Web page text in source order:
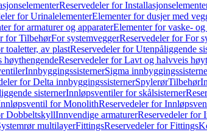
Reservedeler for
for UrinalelementerElementer for dusjer med
for armaturer og apparaterElementer for vaske-
for TilbehørFor systemveggerReservedeler for For
toaletter, av plastReservedeler for Utenpåliggende
høythengendeReservedeler for Lavt og halvveis
InnbyggingssisternerSigma
for Delta innbyggingssisternerSpylerørTilbehør
sisternerInnløpsventiler for skålsisterner
for MonolithReservedeler for
DobbeltskyllInnvendige armaturerReservedeler for
multilayerFittingsReservedeler for Fittings